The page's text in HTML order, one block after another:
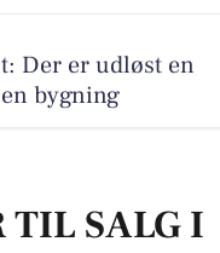
Der er udløst en
bygning
TIL SALG I